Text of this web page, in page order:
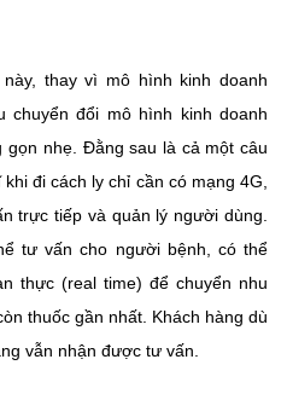
thay vì mô hình kinh doanh
chuyển đổi mô hình kinh doanh
nhẹ. Đằng sau là cả một câu
đi cách ly chỉ cần có mạng 4G,
trực tiếp và quản lý người dùng.
tư vấn cho người bệnh, có thể
thực (real time) để chuyển nhu
thuốc gần nhất. Khách hàng dù
vẫn nhận được tư vấn.